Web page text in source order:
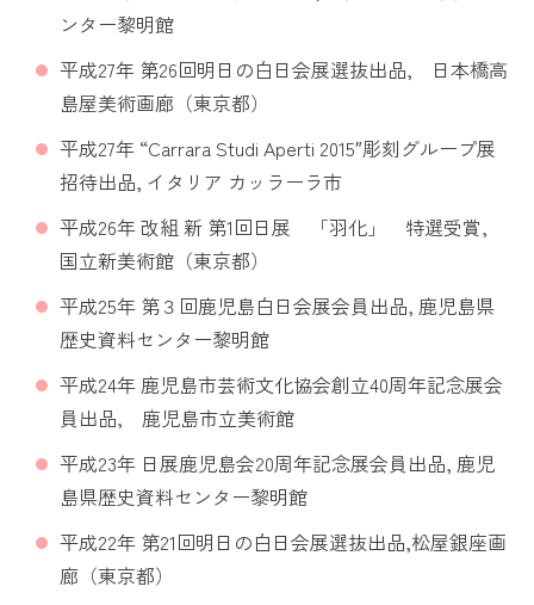
ンター黎明館
平成27年 第26回明日の白日会展選抜出品, 日本橋高
島屋美術画廊（東京都）
平成27年 “Carrara Studi Aperti 2015″彫刻グループ展
招待出品, イタリア カッラーラ市
平成26年 改組 新 第1回日展 「羽化」 特選受賞,
国立新美術館（東京都）
平成25年 第３回鹿児島白日会展会員出品, 鹿児島県
歴史資料センター黎明館
平成24年 鹿児島市芸術文化協会創立40周年記念展会
員出品, 鹿児島市立美術館
平成23年 日展鹿児島会20周年記念展会員出品, 鹿児
島県歴史資料センター黎明館
平成22年 第21回明日の白日会展選抜出品,松屋銀座画
廊（東京都）